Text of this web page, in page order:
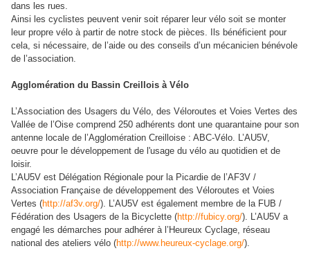
dans les rues.
Ainsi les cyclistes peuvent venir soit réparer leur vélo soit se monter
leur propre vélo à partir de notre stock de pièces. Ils bénéficient pour
cela, si nécessaire, de l’aide ou des conseils d’un mécanicien bénévole
de l’association.
Agglomération du Bassin Creillois à Vélo
L’Association des Usagers du Vélo, des Véloroutes et Voies Vertes des
Vallée de l’Oise comprend 250 adhérents dont une quarantaine pour son
antenne locale de l’Agglomération Creilloise : ABC-Vélo. L’AU5V,
oeuvre pour le développement de l'usage du vélo au quotidien et de
loisir.
L’AU5V est Délégation Régionale pour la Picardie de l’AF3V /
Association Française de développement des Véloroutes et Voies
Vertes (http://af3v.org/). L’AU5V est également membre de la FUB /
Fédération des Usagers de la Bicyclette (http://fubicy.org/). L’AU5V a
engagé les démarches pour adhérer à l’Heureux Cyclage, réseau
national des ateliers vélo (http://www.heureux-cyclage.org/).